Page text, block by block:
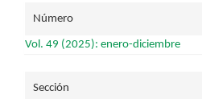
Número
Vol. 49 (2025): enero-diciembre
Sección